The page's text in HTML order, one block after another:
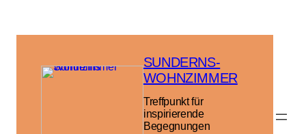
SUNDERNS-
WOHNZIMMER
Treffpunkt für
inspirierende
Begegnungen